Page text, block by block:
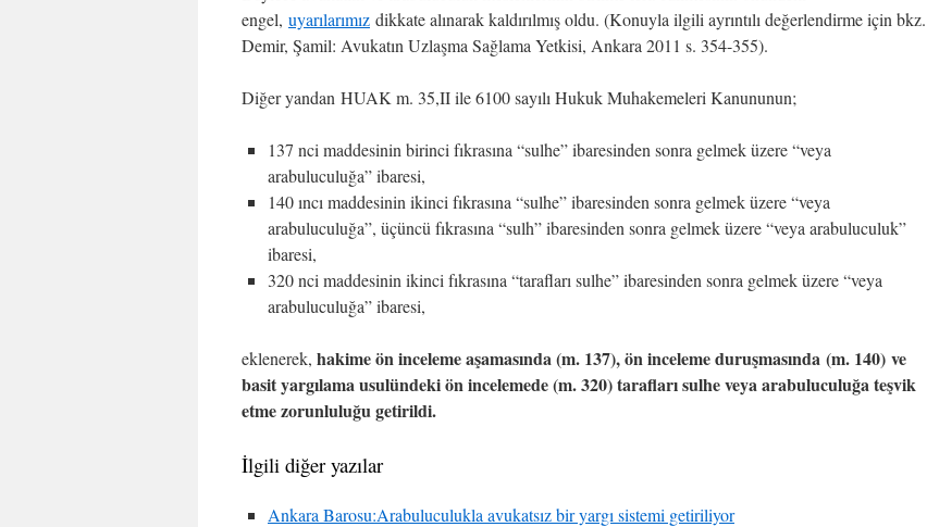
engel, uyarılarımız dikkate alınarak kaldırılmış oldu. (Konuyla ilgili ayrıntılı değerlendirme için bkz.
Demir, Şamil: Avukatın Uzlaşma Sağlama Yetkisi, Ankara 2011 s. 354-355).
Diğer yandan HUAK m. 35,II ile 6100 sayılı Hukuk Muhakemeleri Kanununun;
137 nci maddesinin birinci fıkrasına “sulhe” ibaresinden sonra gelmek üzere “veya
arabuluculuğa” ibaresi,
140 ıncı maddesinin ikinci fıkrasına “sulhe” ibaresinden sonra gelmek üzere “veya
arabuluculuğa”, üçüncü fıkrasına “sulh” ibaresinden sonra gelmek üzere “veya arabuluculuk”
ibaresi,
320 nci maddesinin ikinci fıkrasına “tarafları sulhe” ibaresinden sonra gelmek üzere “veya
arabuluculuğa” ibaresi,
eklenerek, hakime ön inceleme aşamasında (m. 137), ön inceleme duruşmasında (m. 140) ve
basit yargılama usulündeki ön incelemede (m. 320) tarafları sulhe veya arabuluculuğa teşvik
etme zorunluluğu getirildi.
İlgili diğer yazılar
Ankara Barosu:Arabuluculukla avukatsız bir yargı sistemi getiriliyor